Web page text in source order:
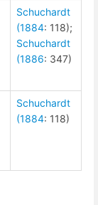
Schuchardt
(1884: 118);
Schuchardt
(1886: 347)
Schuchardt
(1884: 118)